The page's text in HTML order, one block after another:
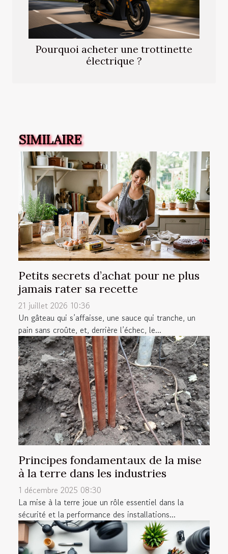
Pourquoi acheter une trottinette
électrique ?
SIMILAIRE
Petits secrets d’achat pour ne plus
jamais rater sa recette
21 juillet 2026 10:36
Un gâteau qui s’affaisse, une sauce qui tranche, un
pain sans croûte, et, derrière l’échec, le...
Principes fondamentaux de la mise
à la terre dans les industries
1 décembre 2025 08:30
La mise à la terre joue un rôle essentiel dans la
sécurité et la performance des installations...